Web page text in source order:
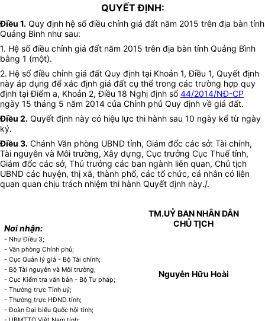
QUYẾT ĐỊNH:
Điều 1. Quy định hệ số điều chỉnh giá đất năm 2015 trên địa bàn tỉnh
Quảng Bình như sau:
1. Hệ số điều chỉnh giá đất năm 2015 trên địa bàn tỉnh Quảng Bình
bằng 1 (một).
2. Hệ số điều chỉnh giá đất Quy định tại Khoản 1, Điều 1, Quyết định
này áp dụng để xác định giá đất cụ thể trong các trường hợp quy
định tại Điểm a, Khoản 2, Điều 18 Nghị định số44/2014/NĐ-CP
ngày 15 tháng 5 năm 2014 của Chính phủ Quy định về giá đất.
Điều 2. Quyết định này có hiệu lực thi hành sau 10 ngày kể từ ngày
ký.
Điều 3. Chánh Văn phòng UBND tỉnh, Giám đốc các sở: Tài chính,
Tài nguyên và Môi trường, Xây dựng, Cục trưởng Cục Thuế tỉnh,
Giám đốc các sở, Thủ trưởng các ban ngành liên quan, Chủ tịch
UBND các huyện, thị xã, thành phố, các tổ chức, cá nhân có liên
quan quan chịu trách nhiệm thi hành Quyết định này./.
Nơi nhận:
- Như Điều 3;
- Văn phòng Chính phủ;
- Cục Quản lý giá - Bộ Tài chính;
- Bộ Tài nguyên và Môi trường;
- Cục Kiểm tra văn bản - Bộ Tư pháp;
- Thường trực Tỉnh uỷ;
- Thường trực HĐND tỉnh;
- Đoàn Đại biểu Quốc hội tỉnh;
TM.UỶ BAN NHÂN DÂN
CHỦ TỊCH
Nguyễn Hữu Hoài